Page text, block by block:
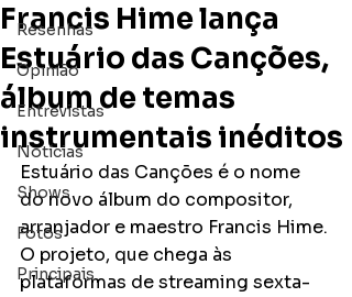
Resenhas
Opinião
Entrevistas
Notícias
Shows
Fotos
Principais
Francis Hime lança
Estuário das Canções,
álbum de temas
instrumentais inéditos
Estuário das Canções é o nome
do novo álbum do compositor,
arranjador e maestro Francis Hime.
O projeto, que chega às
plataformas de streaming sexta-